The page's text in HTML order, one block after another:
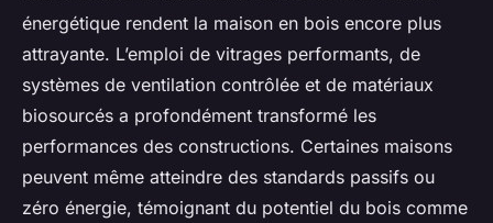
énergétique rendent la maison en bois encore plus
attrayante. L’emploi de vitrages performants, de
systèmes de ventilation contrôlée et de matériaux
biosourcés a profondément transformé les
performances des constructions. Certaines maisons
peuvent même atteindre des standards passifs ou
zéro énergie, témoignant du potentiel du bois comme